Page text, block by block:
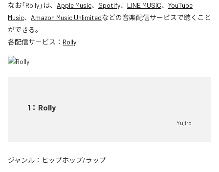
なお「Rolly」は、 Apple Music、 Spotify、 LINE MUSIC、 YouTube
Music、 Amazon Music Unlimitedなどの音楽配信サービスで聴くこと
ができる。
各配信サービス： Rolly
1 ： Rolly
Yujiro
ジャンル： ヒップホップ/ラップ